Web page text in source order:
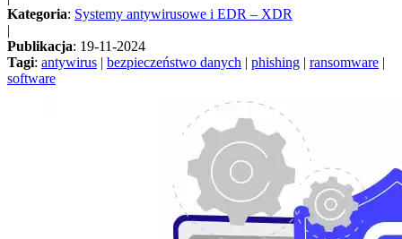
Kategoria: Systemy antywirusowe i EDR – XDR
|
Publikacja: 19-11-2024
Tagi: antywirus | bezpieczeństwo danych | phishing | ransomware |
software